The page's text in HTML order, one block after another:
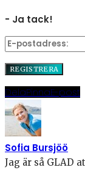
- Ja tack!
DelaPinnaE-post
Sofia Bursjöö
Jag är så GLAD